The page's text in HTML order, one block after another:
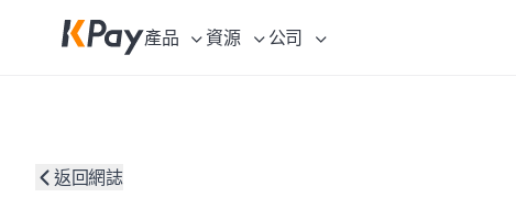
產品 資源 公司
返回網誌